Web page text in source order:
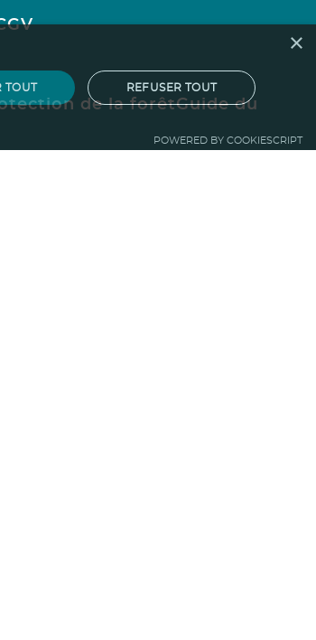
de la forêtGuide du
×
TOUT REFUSER TOUT
POWERED BY COOKIESCRIPT